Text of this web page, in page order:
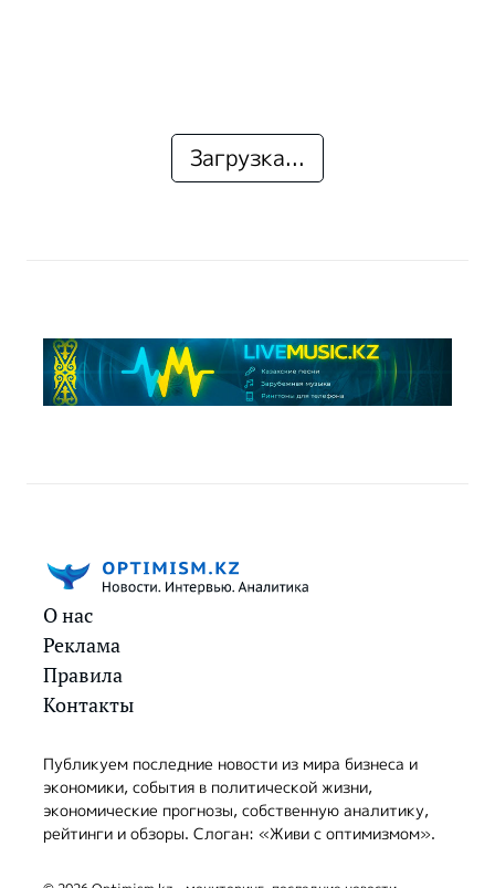
Загрузка...
О нас
Реклама
Правила
Контакты
Публикуем последние новости из мира бизнеса и
экономики, события в политической жизни,
экономические прогнозы, собственную аналитику,
рейтинги и обзоры. Слоган: «Живи с оптимизмом».